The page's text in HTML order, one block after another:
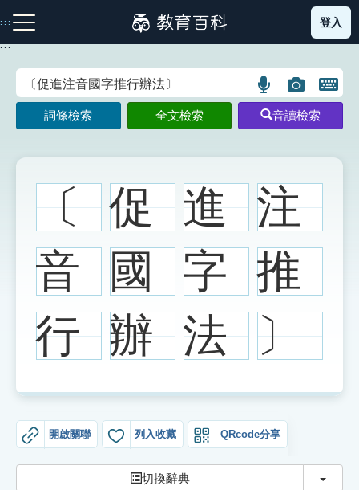
到
主
:::
注音索引圖示 筆畫索引圖示 部首索引表圖示
網站導覽
生字詞彙表
成語故事
單字索引
生命大百科索引
登入
:::
語
言
搜
示
圖
片
搜
示
開
鍵
圖
詞條檢索 全文檢索 音讀檢索
〔 促 進 注
音 國 字 推
行 辦 法 〕
開啟關聯 列入收藏 QRcode分享
切換辭典 切換